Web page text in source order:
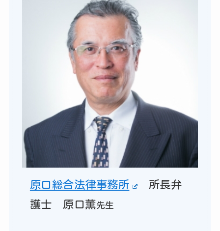
原口総合法律事務所
所長弁
護士 原口薫先生